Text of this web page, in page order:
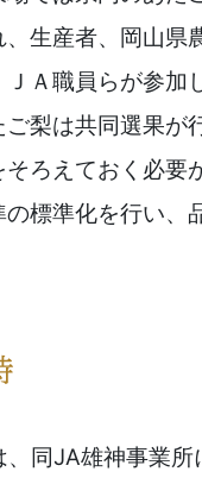
生産者、岡山県
Ａ職員らが参加
梨は共同選果が
ろえておく必要
標準化を行い、
、同JA雄神事業所